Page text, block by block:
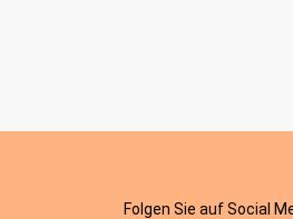
Folgen Sie auf Social